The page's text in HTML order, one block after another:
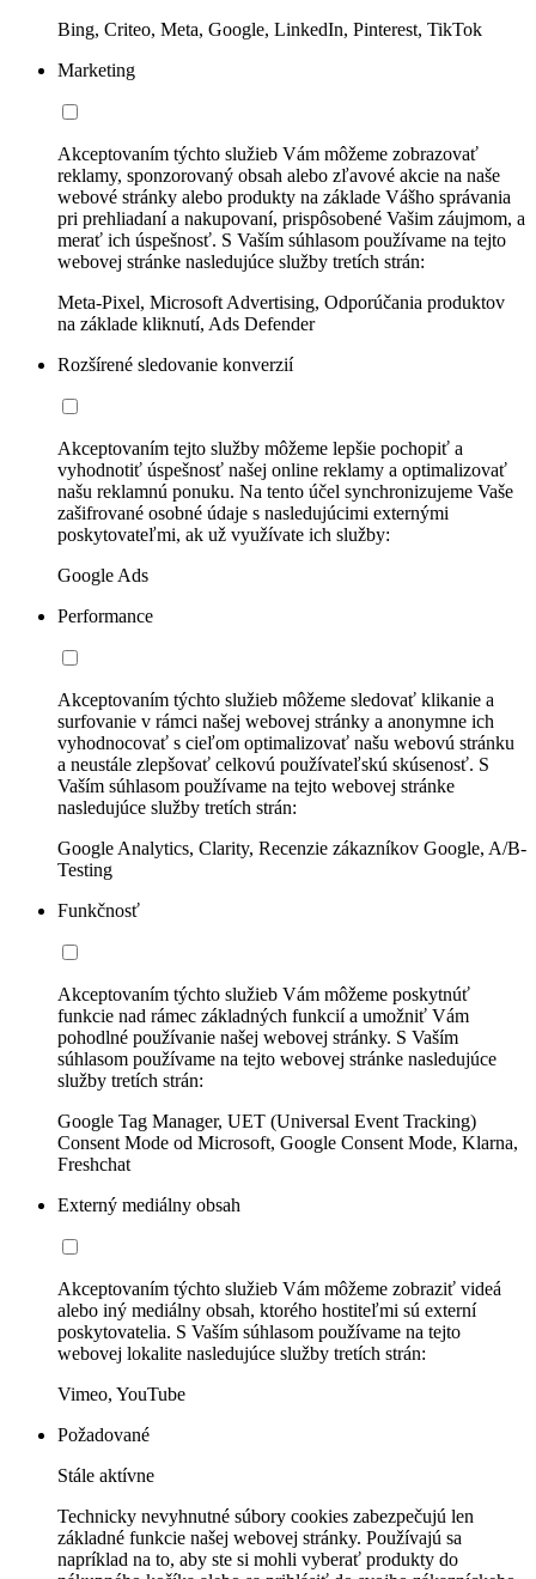
Bing, Criteo, Meta, Google, LinkedIn, Pinterest, TikTok
Marketing
Akceptovaním týchto služieb Vám môžeme zobrazovať
reklamy, sponzorovaný obsah alebo zľavové akcie na naše
webové stránky alebo produkty na základe Vášho správania
pri prehliadaní a nakupovaní, prispôsobené Vašim záujmom, a
merať ich úspešnosť. S Vaším súhlasom používame na tejto
webovej stránke nasledujúce služby tretích strán:
Meta-Pixel, Microsoft Advertising, Odporúčania produktov
na základe kliknutí, Ads Defender
Rozšírené sledovanie konverzií
Akceptovaním tejto služby môžeme lepšie pochopiť a
vyhodnotiť úspešnosť našej online reklamy a optimalizovať
našu reklamnú ponuku. Na tento účel synchronizujeme Vaše
zašifrované osobné údaje s nasledujúcimi externými
poskytovateľmi, ak už využívate ich služby:
Google Ads
Performance
Akceptovaním týchto služieb môžeme sledovať klikanie a
surfovanie v rámci našej webovej stránky a anonymne ich
vyhodnocovať s cieľom optimalizovať našu webovú stránku
a neustále zlepšovať celkovú používateľskú skúsenosť. S
Vaším súhlasom používame na tejto webovej stránke
nasledujúce služby tretích strán:
Google Analytics, Clarity, Recenzie zákazníkov Google, A/B-
Testing
Funkčnosť
Akceptovaním týchto služieb Vám môžeme poskytnúť
funkcie nad rámec základných funkcií a umožniť Vám
pohodlné používanie našej webovej stránky. S Vaším
súhlasom používame na tejto webovej stránke nasledujúce
služby tretích strán:
Google Tag Manager, UET (Universal Event Tracking)
Consent Mode od Microsoft, Google Consent Mode, Klarna,
Freshchat
Externý mediálny obsah
Akceptovaním týchto služieb Vám môžeme zobraziť videá
alebo iný mediálny obsah, ktorého hostiteľmi sú externí
poskytovatelia. S Vaším súhlasom používame na tejto
webovej lokalite nasledujúce služby tretích strán:
Vimeo, YouTube
Požadované
Stále aktívne
Technicky nevyhnutné súbory cookies zabezpečujú len
základné funkcie našej webovej stránky. Používajú sa
napríklad na to, aby ste si mohli vyberať produkty do